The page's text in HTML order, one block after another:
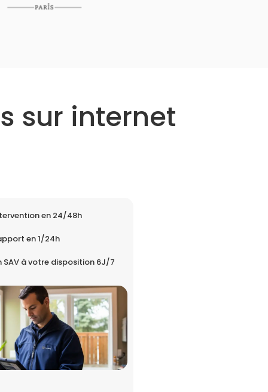
sur internet
en 24/48h
en 1/24h
SAV à votre disposition 6J/7